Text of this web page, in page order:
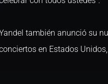
también anunció su
en Estados